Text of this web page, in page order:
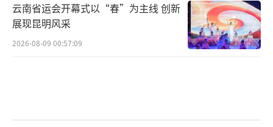
云南省运会开幕式以“春”为主线 创新
展现昆明风采
2026-08-09 00:57:09